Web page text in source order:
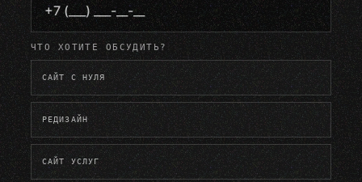
ЧТО ХОТИТЕ ОБСУДИТЬ?
САЙТ С НУЛЯ
РЕДИЗАЙН
САЙТ УСЛУГ